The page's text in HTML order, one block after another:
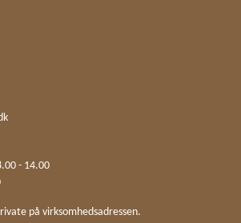
- 14.00
på virksomhedsadressen.